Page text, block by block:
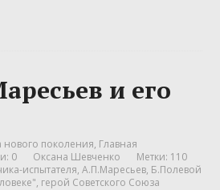
и его
нового поколения, Главная
0 Оксана Шевченко Метки: 110
испытателя,А.П.Маресьев, Б.Полевой
, герой Советского Союза